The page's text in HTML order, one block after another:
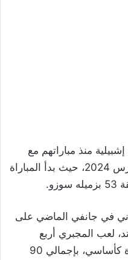
منذ مباراتهم مع
ريال سوسيداد في الثاني من مارس 2024، حيث بدأ المباراة
في جانفي الماضي على
لعب المجبري أربع
مباريات، ثلاث منها كبديل وواحدة كأساسي، بإجمالي 90